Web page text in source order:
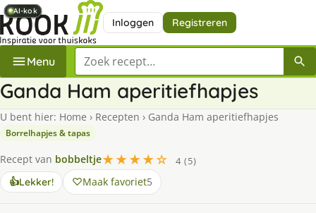
Inloggen Registreren
Menu Zoek een recept
Ganda Ham aperitiefhapjes
U bent hier: Home › Recepten › Ganda Ham aperitiefhapjes
Borrelhapjes & tapas
Recept van bobbeltje★★★★☆
4 (5)
👍Lekker! Maak favoriet5
AI-kok
AI-kok
AI-kok
AI-kok
AI-kok
AI-kok